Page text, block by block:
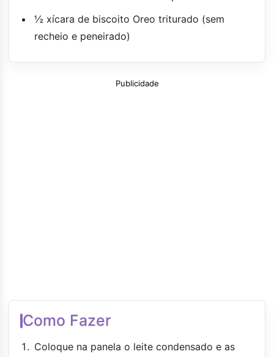
½ xícara de biscoito Oreo triturado (sem
recheio e peneirado)
Publicidade
Como Fazer
Coloque na panela o leite condensado e as